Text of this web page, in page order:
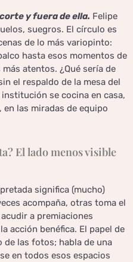
y fuera de ella. Felipe
suegros. El círculo es
de lo más variopinto:
hasta esos momentos de
atentos. ¿Qué sería de
el respaldo de la mesa del
se cocina en casa,
las miradas de equipo
El lado menos visible
significa (mucho)
acompaña, otras toma el
a premiaciones
acción benéfica. El papel de
las fotos; habla de una
en todos esos espacios